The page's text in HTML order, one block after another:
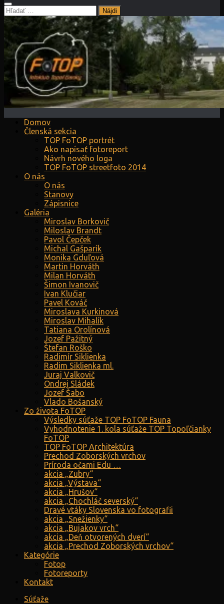
Hľadať:
Domov
Členská sekcia
TOP FoTOP portrét
Ako napísať fotoreport
Návrh nového loga
TOP FoTOP streetfoto 2014
O nás
O nás
Stanovy
Zápisnice
Galéria
Miroslav Borkovič
Miloslav Brandt
Pavol Čepček
Michal Gašparík
Monika Gduľová
Martin Horváth
Milan Horváth
Šimon Ivanovič
Ivan Klučiar
Pavel Kováč
Miroslava Kurkinová
Miroslav Mihalík
Tatiana Orolínová
Jozef Pažitný
Štefan Roško
Radimír Siklienka
Radim Siklienka ml.
Juraj Valkovič
Ondrej Sládek
Jozef Šabo
Vlado Bošanský
Zo života FoTOP
Výsledky súťaže TOP FoTOP Fauna
Vyhodnotenie 1. kola súťaže TOP Topoľčianky
FoTOP
TOP FoTOP Architektúra
Prechod Zoborských vrchov
Príroda očami Edu …
akcia „Zubry“
akcia „Výstava“
akcia „Hrušov“
akcia „Chochláč severský“
Dravé vtáky Slovenska vo fotografii
akcia „Snežienky“
akcia „Bujakov vrch“
akcia „Deň otvorených dverí“
akcia „Prechod Zoborských vrchov“
Kategórie
Fotop
Fotoreporty
Kontakt
Súťaže